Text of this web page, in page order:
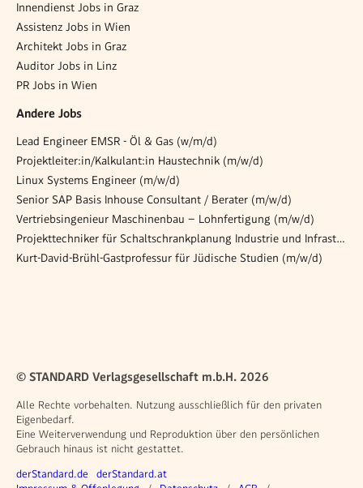
Innendienst Jobs in Graz
Assistenz Jobs in Wien
Architekt Jobs in Graz
Auditor Jobs in Linz
PR Jobs in Wien
Andere Jobs
Lead Engineer EMSR - Öl & Gas (w/m/d)
Projektleiter:in/Kalkulant:in Haustechnik (m/w/d)
Linux Systems Engineer (m/w/d)
Senior SAP Basis Inhouse Consultant / Berater (m/w/d)
Vertriebsingenieur Maschinenbau – Lohnfertigung (m/w/d)
Projekttechniker für Schaltschrankplanung Industrie und Infrastruktur m/w/d
Kurt-David-Brühl-Gastprofessur für Jüdische Studien (m/w/d)
© STANDARD Verlagsgesellschaft m.b.H. 2026
Alle Rechte vorbehalten. Nutzung ausschließlich für den privaten
Eigenbedarf.
Eine Weiterverwendung und Reproduktion über den persönlichen
Gebrauch hinaus ist nicht gestattet.
Weitere Angebote
derStandard.de derStandard.at